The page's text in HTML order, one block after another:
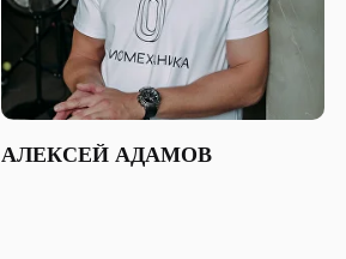
АЛЕКСЕЙ АДАМОВ